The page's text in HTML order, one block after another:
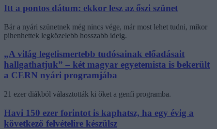
Itt a pontos dátum: ekkor lesz az őszi szünet
Bár a nyári szünetnek még nincs vége, már most lehet tudni, mikor
pihenhettek legközelebb hosszabb ideig.
„A világ legelismertebb tudósainak előadásait
hallgathatjuk” – két magyar egyetemista is bekerült
a CERN nyári programjába
21 ezer diákból választották ki őket a genfi programba.
Havi 150 ezer forintot is kaphatsz, ha egy évig a
következő felvételire készülsz